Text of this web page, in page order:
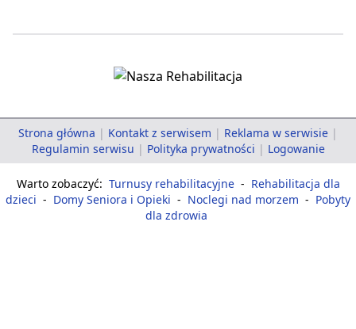
Strona główna | Kontakt z serwisem | Reklama w serwisie |
Regulamin serwisu | Polityka prywatności | Logowanie
Warto zobaczyć: Turnusy rehabilitacyjne - Rehabilitacja dla
dzieci - Domy Seniora i Opieki - Noclegi nad morzem - Pobyty
dla zdrowia